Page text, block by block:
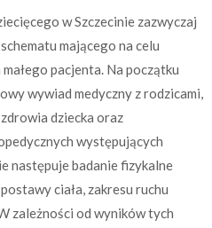
w Szczecinie zazwyczaj
mającego na celu
pacjenta. Na początku
wywiad medyczny z rodzicami,
dziecka oraz
występujących
następuje badanie fizykalne
ciała, zakresu ruchu
zależności od wyników tych